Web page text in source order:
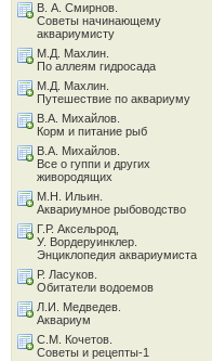
В. А. Смирнов.
Советы начинающему
аквариумисту
М.Д. Махлин.
По аллеям гидросада
М.Д. Махлин.
Путешествие по аквариуму
В.А. Михайлов.
Корм и питание рыб
В.А. Михайлов.
Все о гуппи и других
живородящих
М.Н. Ильин.
Аквариумное рыбоводство
Г.Р. Аксельрод,
У. Вордеруинклер.
Энциклопедия аквариумиста
Р. Ласуков.
Обитатели водоемов
Л.И. Медведев.
Аквариум
С.М. Кочетов.
Советы и рецепты-1